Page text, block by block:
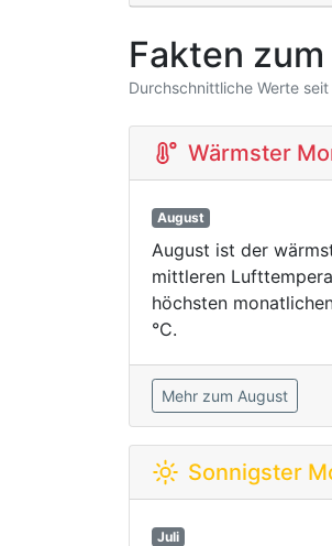
Fakten
Durchschnittliche Werte
Wärmster
August
August ist der
mittleren
höchsten
°C.
Mehr zum August
Sonnigster
Juli